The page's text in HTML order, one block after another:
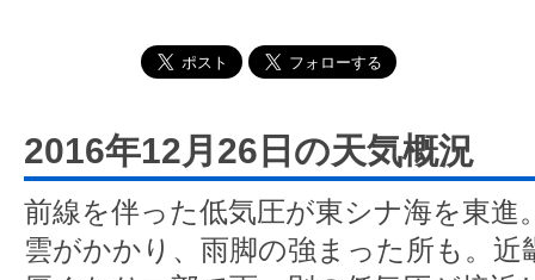
2016年12月26日の天気概況
前線を伴った低気圧が東シナ海を東進
雲がかかり、雨脚の強まった所も。